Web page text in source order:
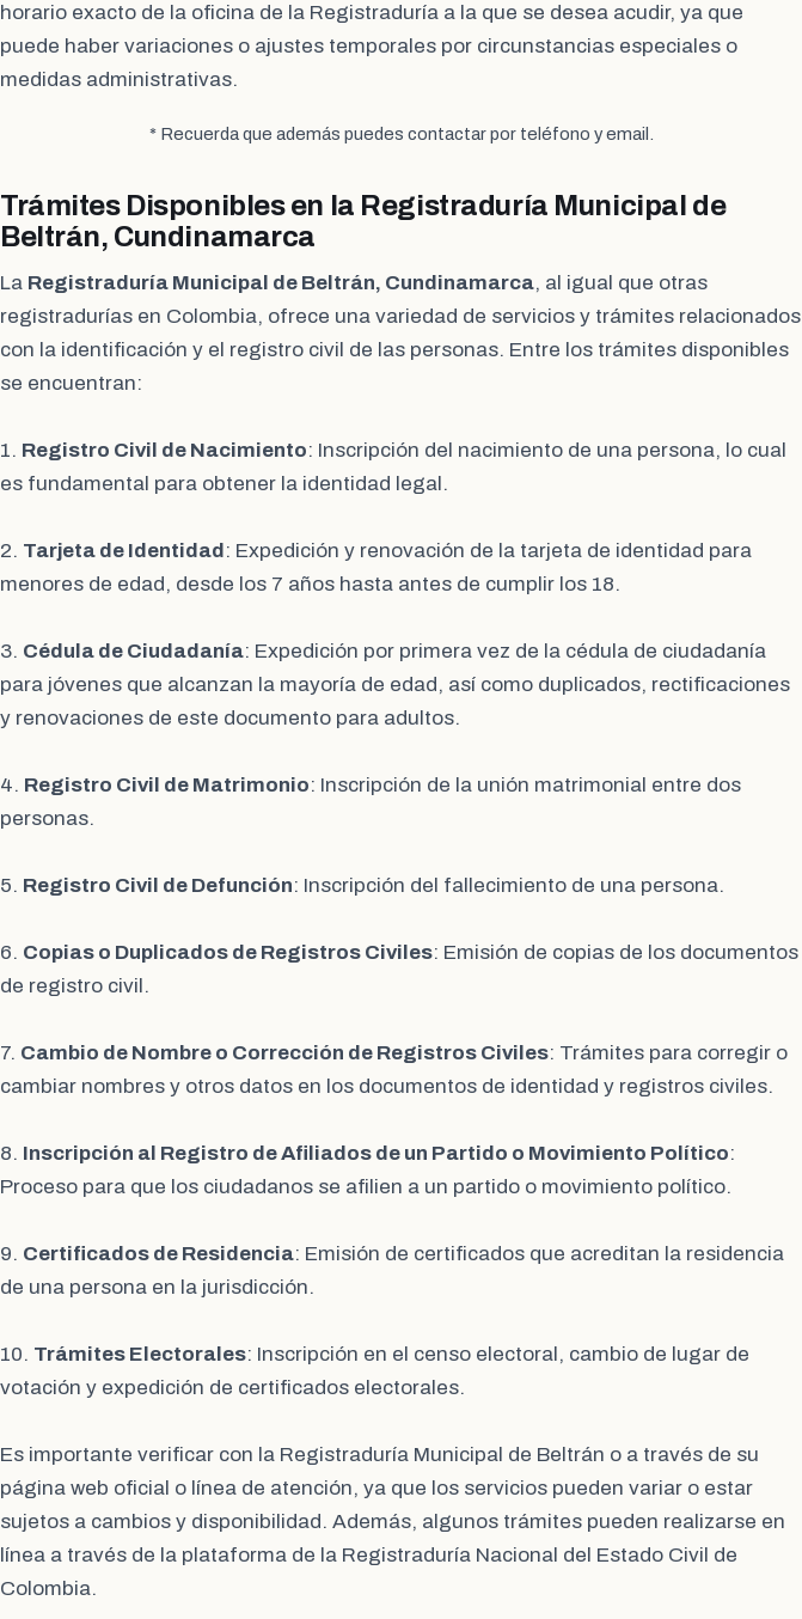
horario exacto de la oficina de la Registraduría a la que se desea acudir, ya que
puede haber variaciones o ajustes temporales por circunstancias especiales o
medidas administrativas.
* Recuerda que además puedes contactar por teléfono y email.
Trámites Disponibles en la Registraduría Municipal de
Beltrán, Cundinamarca
La Registraduría Municipal de Beltrán, Cundinamarca, al igual que otras
registradurías en Colombia, ofrece una variedad de servicios y trámites relacionados
con la identificación y el registro civil de las personas. Entre los trámites disponibles
se encuentran:
1. Registro Civil de Nacimiento: Inscripción del nacimiento de una persona, lo cual
es fundamental para obtener la identidad legal.
2. Tarjeta de Identidad : Expedición y renovación de la tarjeta de identidad para
menores de edad, desde los 7 años hasta antes de cumplir los 18.
3. Cédula de Ciudadanía: Expedición por primera vez de la cédula de ciudadanía
para jóvenes que alcanzan la mayoría de edad, así como duplicados, rectificaciones
y renovaciones de este documento para adultos.
4. Registro Civil de Matrimonio: Inscripción de la unión matrimonial entre dos
personas.
5. Registro Civil de Defunción: Inscripción del fallecimiento de una persona.
6. Copias o Duplicados de Registros Civiles: Emisión de copias de los documentos
de registro civil.
7. Cambio de Nombre o Corrección de Registros Civiles: Trámites para corregir o
cambiar nombres y otros datos en los documentos de identidad y registros civiles.
8. Inscripción al Registro de Afiliados de un Partido o Movimiento Político:
Proceso para que los ciudadanos se afilien a un partido o movimiento político.
9. Certificados de Residencia: Emisión de certificados que acreditan la residencia
de una persona en la jurisdicción.
10. Trámites Electorales: Inscripción en el censo electoral, cambio de lugar de
votación y expedición de certificados electorales.
Es importante verificar con la Registraduría Municipal de Beltrán o a través de su
página web oficial o línea de atención, ya que los servicios pueden variar o estar
sujetos a cambios y disponibilidad. Además, algunos trámites pueden realizarse en
línea a través de la plataforma de la Registraduría Nacional del Estado Civil de
Colombia.